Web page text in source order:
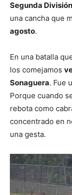
Segunda
una cancha que
agosto.
En una batalla
los comejamos
Sonaguera. Fue
Porque cuando
rebota como
concentrado en
una gesta.